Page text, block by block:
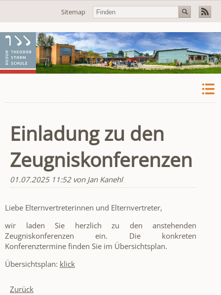
Navigation
Sitemap
Einladung zu den
Zeugniskonferenzen
01.07.2025 11:52von Jan Kanehl
Liebe Elternvertreterinnen und Elternvertreter,
wir laden Sie herzlich zu den anstehenden
Zeugniskonferenzen ein. Die konkreten
Konferenztermine finden Sie im Übersichtsplan.
Übersichtsplan: klick
Zurück